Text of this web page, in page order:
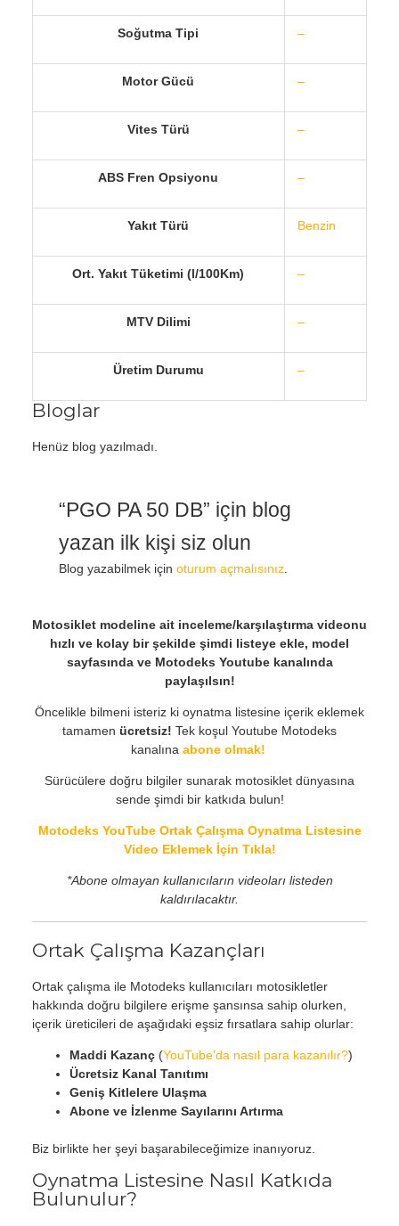
Soğutma Tipi –
Motor Gücü –
Vites Türü –
ABS Fren Opsiyonu –
Yakıt Türü Benzin
Ort. Yakıt Tüketimi (l/100Km) –
MTV Dilimi –
Üretim Durumu –
Bloglar
Henüz blog yazılmadı.
“PGO PA 50 DB” için blog
yazan ilk kişi siz olun
Blog yazabilmek için oturum açmalısınız.
Motosiklet modeline ait inceleme/karşılaştırma videonu
hızlı ve kolay bir şekilde şimdi listeye ekle, model
sayfasında ve Motodeks Youtube kanalında
paylaşılsın!
Öncelikle bilmeni isteriz ki oynatma listesine içerik eklemek
tamamen ücretsiz! Tek koşul Youtube Motodeks
kanalına abone olmak!
Sürücülere doğru bilgiler sunarak motosiklet dünyasına
sende şimdi bir katkıda bulun!
Motodeks YouTube Ortak Çalışma Oynatma Listesine
Video Eklemek İçin Tıkla!
*Abone olmayan kullanıcıların videoları listeden
kaldırılacaktır.
Ortak Çalışma Kazançları
Ortak çalışma ile Motodeks kullanıcıları motosikletler
hakkında doğru bilgilere erişme şansınsa sahip olurken,
içerik üreticileri de aşağıdaki eşsiz fırsatlara sahip olurlar:
Maddi Kazanç(YouTube'da nasıl para kazanılır?)
Ücretsiz Kanal Tanıtımı
Geniş Kitlelere Ulaşma
Abone ve İzlenme Sayılarını Artırma
Biz birlikte her şeyi başarabileceğimize inanıyoruz.
Oynatma Listesine Nasıl Katkıda
Bulunulur?